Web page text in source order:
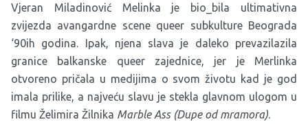
Vjeran Miladinović Melinka je bio_bila ultimativna
zvijezda avangardne scene queer subkulture Beograda
‘90ih godina. Ipak, njena slava je daleko prevazilazila
granice balkanske queer zajednice, jer je Merlinka
otvoreno pričala u medijima o svom životu kad je god
imala prilike, a najveću slavu je stekla glavnom ulogom u
filmu Želimira Žilnika Marble Ass (Dupe od mramora).